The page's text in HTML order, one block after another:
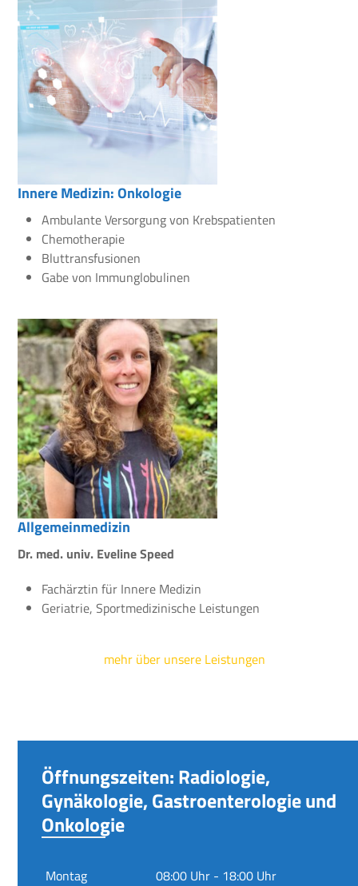
Innere Medizin: Onkologie
Ambulante Versorgung von Krebspatienten
Chemotherapie
Bluttransfusionen
Gabe von Immunglobulinen
Allgemeinmedizin
Dr. med. univ. Eveline Speed
Fachärztin für Innere Medizin
Geriatrie, Sportmedizinische Leistungen
mehr über unsere Leistungen
Öffnungszeiten: Radiologie,
Gynäkologie, Gastroenterologie und
Onkologie
Montag
08:00 Uhr - 18:00 Uhr